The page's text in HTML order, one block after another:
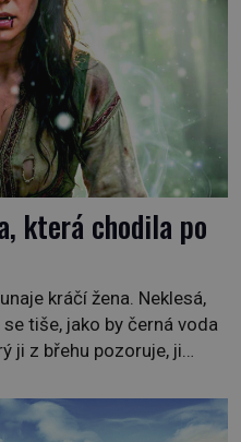
která chodila po
kráčí žena. Neklesá,
tiše, jako by černá voda
ji z břehu pozoruje, ji
v severovýchodním
účty. […]